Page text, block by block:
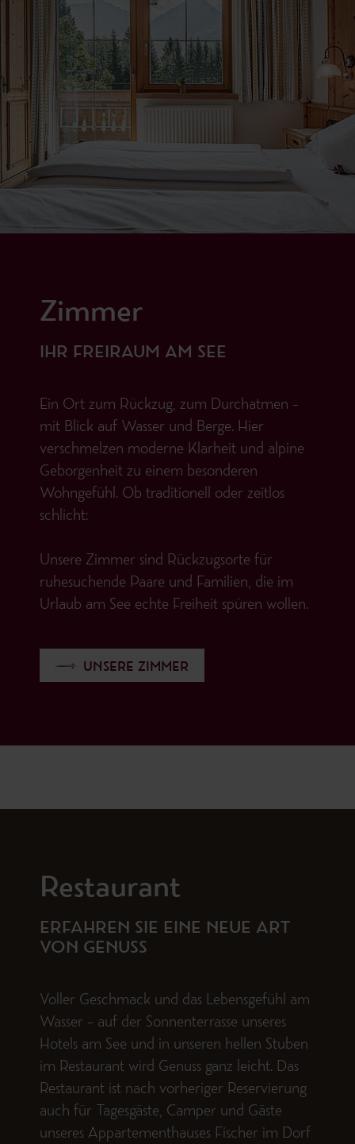
Zimmer
IHR FREIRAUM AM SEE
Ein Ort zum Rückzug, zum Durchatmen –
mit Blick auf Wasser und Berge. Hier
verschmelzen moderne Klarheit und alpine
Geborgenheit zu einem besonderen
Wohngefühl. Ob traditionell oder zeitlos
schlicht:
Unsere Zimmer sind Rückzugsorte für
ruhesuchende Paare und Familien, die im
Urlaub am See echte Freiheit spüren wollen.
UNSERE ZIMMER
Restaurant
ERFAHREN SIE EINE NEUE ART
VON GENUSS
Voller Geschmack und das Lebensgefühl am
Wasser – auf der Sonnenterrasse unseres
Hotels am See und in unseren hellen Stuben
im Restaurant wird Genuss ganz leicht. Das
Restaurant ist nach vorheriger Reservierung
auch für Tagesgäste, Camper und Gäste
unseres Appartementhauses Fischer im Dorf